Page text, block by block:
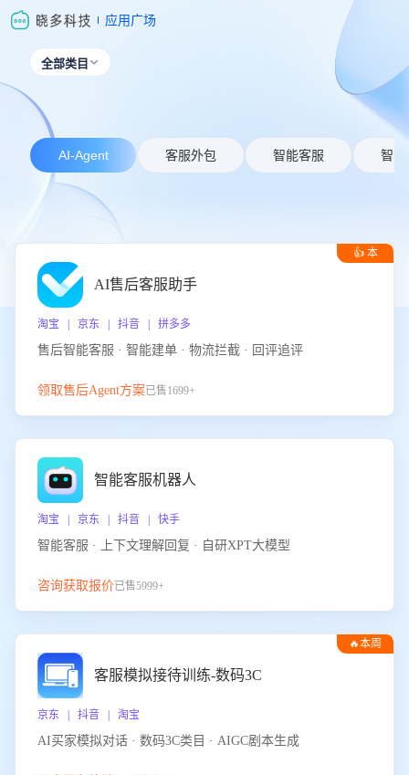
应用广场
全部类目 
AI-Agent 客服外包 智能客服 智能
👍 本
AI售后客服助手
淘宝 | 京东 | 抖音 | 拼多多
售后智能客服 · 智能建单 · 物流拦截 · 回评追评
领取售后Agent方案已售1699+
智能客服机器人
淘宝 | 京东 | 抖音 | 快手
智能客服 · 上下文理解回复 · 自研XPT大模型
咨询获取报价已售5999+
🔥本周
客服模拟接待训练-数码3C
京东 | 抖音 | 淘宝
AI买家模拟对话 · 数码3C类目 · AIGC剧本生成